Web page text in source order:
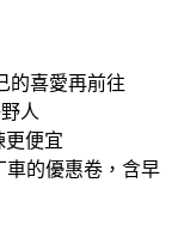
的喜愛再前往
人
便宜
車的優惠卷，含早